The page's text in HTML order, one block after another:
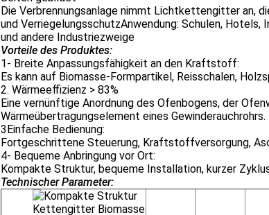
Die Verbrennungsanlage nimmt Lichtkettengitter an,
und VerriegelungsschutzAnwendung: Schulen,
und andere Industriezweige
Vorteile des Produktes:
1- Breite Anpassungsfähigkeit an den Kraftstoff:
Es kann auf Biomasse-Formpartikel, Reisschalen,
2. Wärmeeffizienz > 83%
Eine vernünftige Anordnung des Ofenbogens, der
Wärmeübertragungselement eines Gewinderauchrohrs.
3Einfache Bedienung:
Fortgeschrittene Steuerung, Kraftstoffversorgung,
4- Bequeme Anbringung vor Ort:
Kompakte Struktur, bequeme Installation, kurzer
Technischer Parameter: